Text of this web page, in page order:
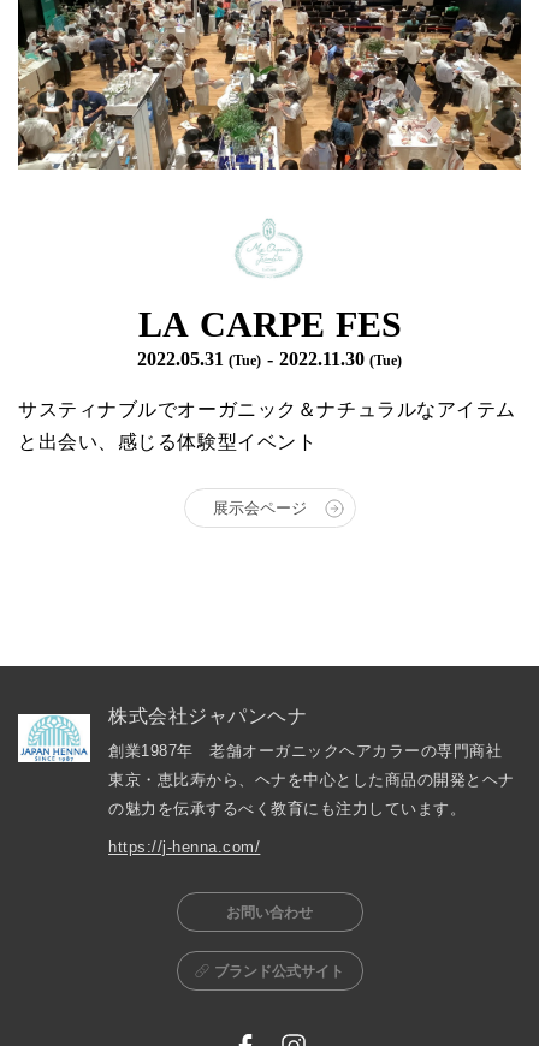
LA CARPE FES
2022.05.31 (Tue) - 2022.11.30 (Tue)
サスティナブルでオーガニック＆ナチュラルなアイテム
と出会い、感じる体験型イベント
展示会ページ
株式会社ジャパンヘナ
創業1987年　老舗オーガニックヘアカラーの専門商社
東京・恵比寿から、ヘナを中心とした商品の開発とヘナ
の魅力を伝承するべく教育にも注力しています。
https://j-henna.com/
お問い合わせ
ブランド公式サイト